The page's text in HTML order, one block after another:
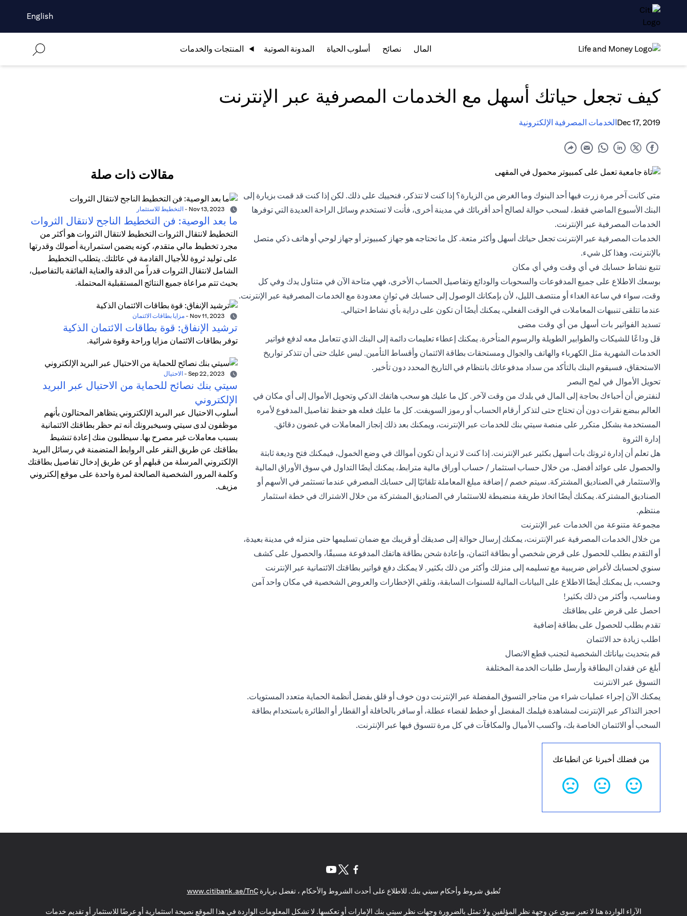
English
المال نصائح أسلوب الحياة المدونة الصوتية المنتجات والخدمات
كيف تجعل حياتك أسهل مع الخدمات المصرفية عبر الإنترنت
Dec 17, 2019الخدمات المصرفية الإلكترونية
متى كانت آخر مرة زرت فيها أحد البنوك وما الغرض من الزيارة؟ إذا كنت لا تتذكر، فنحييك على ذلك. لكن إذا كنت قد قمت بزيارة إلى
البنك الأسبوع الماضي فقط، لسحب حوالة لصالح أحد أقربائك في مدينة أخرى، فأنت لا تستخدم وسائل الراحة العديدة التي توفرها
الخدمات المصرفية عبر الإنترنت.
الخدمات المصرفية عبر الإنترنت تجعل حياتك أسهل وأكثر متعة. كل ما تحتاجه هو جهاز كمبيوتر أو جهاز لوحي أو هاتف ذكي متصل
بالإنترنت، وهذا كل شيء.
تتبع نشاط حسابك في أي وقت وفي أي مكان
بوسعك الاطلاع على جميع المدفوعات والسحوبات والودائع وتفاصيل الحساب الأخرى، فهي متاحة الآن في متناول يدك وفي كل
وقت، سواء في ساعة الغداء أو منتصف الليل، لأن بإمكانك الوصول إلى حسابك في ثوانٍ معدودة مع الخدمات المصرفية عبر الإنترنت.
عندما تتلقى تنبيهات المعاملات في الوقت الفعلي، يمكنك أيضًا أن تكون على دراية بأي نشاط احتيالي.
تسديد الفواتير بات أسهل من أي وقت مضى
قل وداعًا للشيكات والطوابير الطويلة والرسوم المتأخرة. يمكنك إعطاء تعليمات دائمة إلى البنك الذي تتعامل معه لدفع فواتير
الخدمات الشهرية مثل الكهرباء والهاتف والجوال ومستحقات بطاقة الائتمان وأقساط التأمين. ليس عليك حتى أن تتذكر تواريخ
الاستحقاق، فسيقوم البنك بالتأكد من سداد مدفوعاتك بانتظام في التاريخ المحدد دون تأخير.
تحويل الأموال في لمح البصر
لنفترض أن أحباءك بحاجة إلى المال في بلدك من وقت لآخر. كل ما عليك هو سحب هاتفك الذكي وتحويل الأموال إلى أي مكان في
العالم ببضع نقرات دون أن تحتاج حتى لتذكر أرقام الحساب أو رموز السويفت. كل ما عليك فعله هو حفظ تفاصيل المدفوع لأمره
المستخدمة بشكل متكرر على منصة سيتي بنك للخدمات عبر الإنترنت، ويمكنك بعد ذلك إنجاز المعاملات في غضون دقائق.
إدارة الثروة
هل تعلم أن إدارة ثروتك بات أسهل بكثير عبر الإنترنت. إذا كنت لا تريد أن تكون أموالك في وضع الخمول، فيمكنك فتح وديعة ثابتة
والحصول على عوائد أفضل. من خلال حساب استثمار / حساب أوراق مالية مترابط، يمكنك أيضًا التداول في سوق الأوراق المالية
والاستثمار في الصناديق المشتركة. سيتم خصم / إضافة مبلغ المعاملة تلقائيًا إلى حسابك المصرفي عندما تستثمر في الأسهم أو
الصناديق المشتركة. يمكنك أيضًا اتخاذ طريقة منضبطة للاستثمار في الصناديق المشتركة من خلال الاشتراك في خطة استثمار
منتظم.
مجموعة متنوعة من الخدمات عبر الإنترنت
من خلال الخدمات المصرفية عبر الإنترنت، يمكنك إرسال حوالة إلى صديقك أو قريبك مع ضمان تسليمها حتى منزله في مدينة بعيدة،
أو التقدم بطلب للحصول على قرض شخصي أو بطاقة ائتمان، وإعادة شحن بطاقة هاتفك المدفوعة مسبقًا، والحصول على كشف
سنوي لحسابك لأغراض ضريبية مع تسليمه إلى منزلك وأكثر من ذلك بكثير. لا يمكنك دفع فواتير بطاقتك الائتمانية عبر الإنترنت
وحسب، بل يمكنك أيضًا الاطلاع على البيانات المالية للسنوات السابقة، وتلقي الإخطارات والعروض الشخصية في مكان واحد آمن
ومناسب، وأكثر من ذلك بكثير!
احصل على قرض على بطاقتك
تقدم بطلب للحصول على بطاقة إضافية
اطلب زيادة حد الائتمان
قم بتحديث بياناتك الشخصية لتجنب قطع الاتصال
أبلغ عن فقدان البطاقة وأرسل طلبات الخدمة المختلفة
التسوق عبر الانترنت
يمكنك الآن إجراء عمليات شراء من متاجر التسوق المفضلة عبر الإنترنت دون خوف أو قلق بفضل أنظمة الحماية متعدد المستويات.
احجز التذاكر عبر الإنترنت لمشاهدة فيلمك المفضل أو خطط لقضاء عطلة، أو سافر بالحافلة أو القطار أو الطائرة باستخدام بطاقة
السحب أو الائتمان الخاصة بك، واكسب الأميال والمكافآت في كل مرة تتسوق فيها عبر الإنترنت.
مقالات ذات صلة
- التخطيط للاستثمار
ما بعد الوصية: فن التخطيط الناجح لانتقال الثروات
التخطيط لانتقال الثروات التخطيط لانتقال الثروات هو أكثر من
مجرد تخطيط مالي متقدم، كونه يضمن استمرارية أصولك وقدرتها
على توليد ثروة للأجيال القادمة في عائلتك. يتطلب التخطيط
الشامل لانتقال الثروات قدراً من الدقة والعناية الفائقة بالتفاصيل،
بحيث تتم مراعاة جميع النتائج المستقبلية المحتملة.
- مزايا بطاقات الائتمان
ترشيد الإنفاق: قوة بطاقات الائتمان الذكية
توفر بطاقات الائتمان مزايا وراحة وقوة شرائية.
- الاحتيال
سيتي بنك نصائح للحماية من الاحتيال عبر البريد
الإلكتروني
أسلوب الاحتيال عبر البريد الإلكتروني يتظاهر المحتالون بأنهم
موظفون لدى سيتي وسيخبرونك أنه تم حظر بطاقتك الائتمانية
بسبب معاملات غير مصرح بها. سيطلبون منك إعادة تنشيط
بطاقتك عن طريق النقر على الروابط المتضمنة في رسائل البريد
الإلكتروني المرسلة من قبلهم أو عن طريق إدخال تفاصيل بطاقتك
وكلمة المرور الشخصية الصالحة لمرة واحدة على موقع إلكتروني
مزيف.
من فضلك أخبرنا عن انطباعك
تُطبق شروط وأحكام سيتي بنك. للاطلاع على أحدث الشروط والأحكام ، تفضل بزيارةwww.citibank.ae/TnC
(opens in a new tab)
الآراء الواردة هنا لا تعبر سوى عن وجهة نظر المؤلفين ولا تمثل بالضرورة وجهات نظر سيتي بنك الإمارات أو تعكسها. لا تشكل المعلومات الواردة في هذا الموقع نصيحة استثمارية أو عرضًا للاستثمار أو تقديم خدمات